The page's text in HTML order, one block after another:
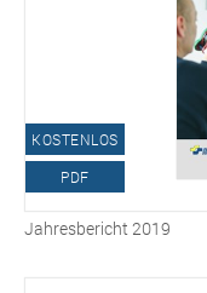
KOSTENLOS
PDF
Jahresbericht 2019